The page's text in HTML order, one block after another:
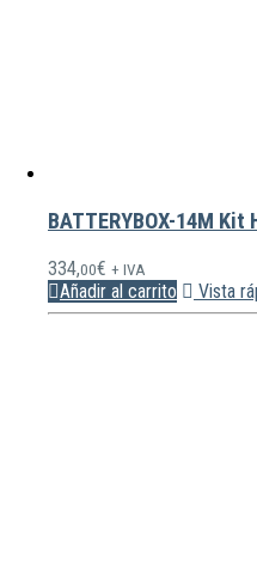
BATTERYBOX-14M
334,00€ + IVA
Añadir al carrito Vista